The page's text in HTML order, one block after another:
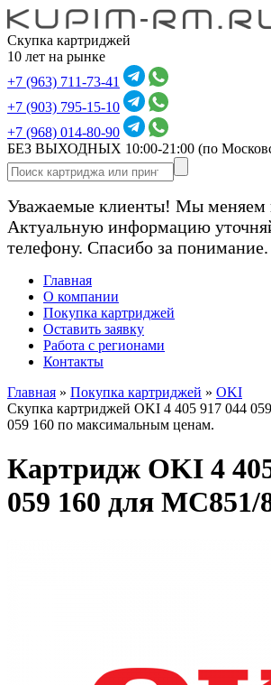
Скупка картриджей
10 лет на рынке
+7 (963) 711-73-41
+7 (903) 795-15-10
+7 (968) 014-80-90
БЕЗ ВЫХОДНЫХ 10:00-21:00 (по
Уважаемые клиенты! Мы меняем
Актуальную информацию
телефону. Спасибо за понимание.
Главная
О компании
Покупка картриджей
Оставить заявку
Работа с регионами
Контакты
Главная » Покупка картриджей » OKI
Скупка картриджей OKI 4 405 917 044
059 160 по максимальным ценам.
Картридж OKI 4
059 160 для MC851/